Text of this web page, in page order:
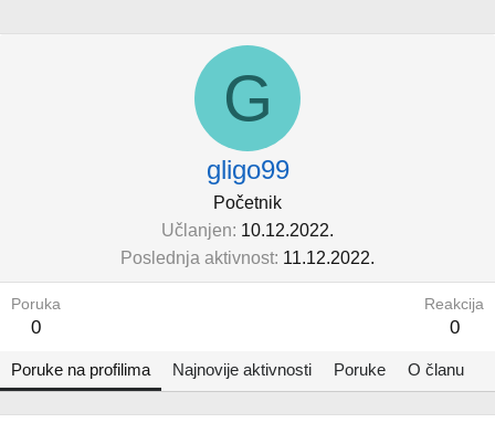
G
gligo99
Početnik
Učlanjen 10.12.2022.
Poslednja aktivnost 11.12.2022.
Poruka
0
Reakcija
0
Poruke na profilima Najnovije aktivnosti Poruke O članu